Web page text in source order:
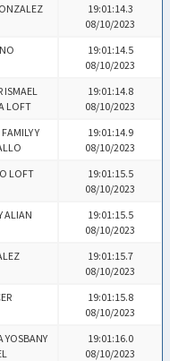
19:01:14.3
08/10/2023
19:01:14.5
08/10/2023
ISMAEL
LOFT
19:01:14.8
08/10/2023
Y
19:01:14.9
08/10/2023
LOFT
19:01:15.5
08/10/2023
ALIAN
19:01:15.5
08/10/2023
19:01:15.7
08/10/2023
19:01:15.8
08/10/2023
YOSBANY
19:01:16.0
08/10/2023